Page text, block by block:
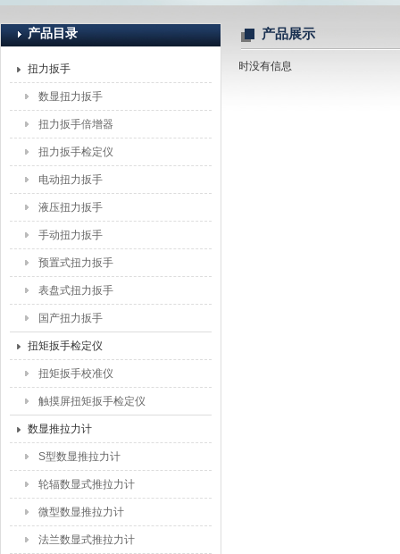
产品目录
扭力扳手
数显扭力扳手
扭力扳手倍增器
扭力扳手检定仪
电动扭力扳手
液压扭力扳手
手动扭力扳手
预置式扭力扳手
表盘式扭力扳手
国产扭力扳手
扭矩扳手检定仪
扭矩扳手校准仪
触摸屏扭矩扳手检定仪
数显推拉力计
S型数显推拉力计
轮辐数显式推拉力计
微型数显推拉力计
法兰数显式推拉力计
产品展示
暂时没有信息